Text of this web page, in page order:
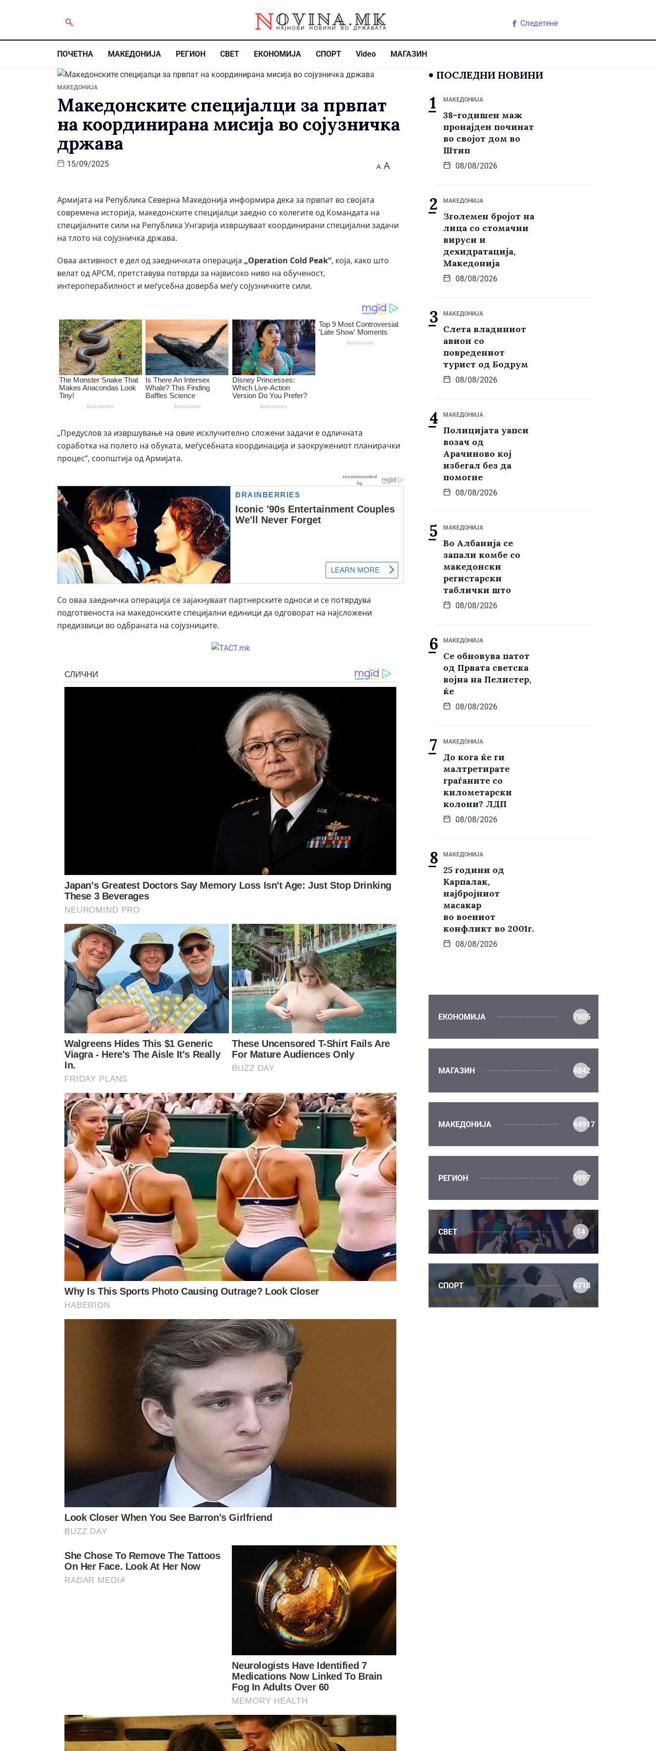
Следетене
ПОЧЕТНА МАКЕДОНИЈА РЕГИОН СВЕТ ЕКОНОМИЈА СПОРТ Video МАГАЗИН
МАКЕДОНИЈА
Македонските специјалци за првпат
на координирана мисија во сојузничка
држава
15/09/2025 A A
Армијата на Република Северна Македонија информира дека за првпат во својата
современа историја, македонските специјалци заедно со колегите од Командата на
специјалните сили на Република Унгарија извршуваат координирани специјални задачи
на тлото на сојузничка држава.
Оваа активност е дел од заедничката операција „Operation Cold Peak“, која, како што
велат од АРСМ, претставува потврда за највисоко ниво на обученост,
интероперабилност и меѓусебна доверба меѓу сојузничките сили.
„Предуслов за извршување на овие исклучително сложени задачи е одличната
соработка на полето на обуката, меѓусебната координација и заокружениот планирачки
процес“, соопштија од Армијата.
Со оваа заедничка операција се зајакнуваат партнерските односи и се потврдува
подготвеноста на македонските специјални единици да одговорат на најсложени
предизвици во одбраната на сојузниците.
ПОСЛЕДНИ НОВИНИ
МАКЕДОНИЈА
38-годишен маж
пронајден починат
во својот дом во
Штип
08/08/2026
МАКЕДОНИЈА
Зголемен бројот на
лица со стомачни
вируси и
дехидратација,
Македонија
08/08/2026
МАКЕДОНИЈА
Слета владиниот
авион со
повредениот
турист од Бодрум
08/08/2026
МАКЕДОНИЈА
Полицијата уапси
возач од
Арачиново кој
избегал без да
помогне
08/08/2026
МАКЕДОНИЈА
Во Албанија се
запали комбе со
македонски
регистарски
таблички што
08/08/2026
МАКЕДОНИЈА
Се обновува патот
од Првата светска
војна на Пелистер,
ќе
08/08/2026
МАКЕДОНИЈА
До кога ќе ги
малтретирате
граѓаните со
километарски
колони? ЛДП
08/08/2026
МАКЕДОНИЈА
25 години од
Карпалак,
најбројниот
масакар
во воениот
конфликт во 2001г.
08/08/2026
ЕКОНОМИЈА 7905
МАГАЗИН 4842
МАКЕДОНИЈА 44917
РЕГИОН 3997
СВЕТ 14
СПОРТ 4718